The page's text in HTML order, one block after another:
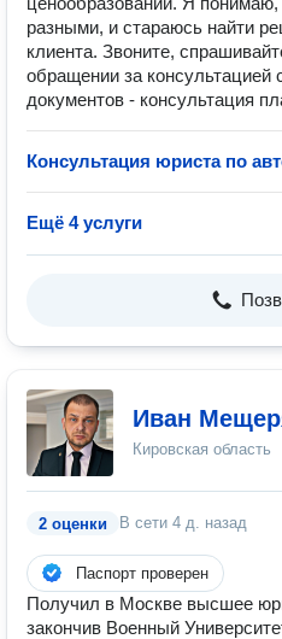
разными, и стараюсь найти
клиента. Звоните,
обращении за консультацией
документов - консультация
Консультация юриста по
Ещё 4 услуги
Иван
Кировская область
2 оценки В сети 4 д. назад
Паспорт проверен
Получил в Москве высшее
закончив Военный